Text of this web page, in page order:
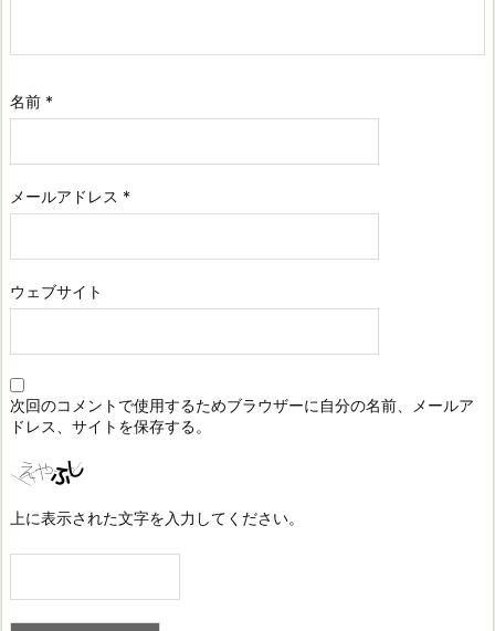
名前 *
メールアドレス *
ウェブサイト
次回のコメントで使用するためブラウザーに自分の名前、メールア
ドレス、サイトを保存する。
上に表示された文字を入力してください。